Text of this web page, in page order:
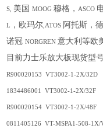
S, 美国 MOOG穆格，ASCO
L ，欧玛尔 ,ATOS 阿托斯，
诺冠 NORGREN意大利等欧
目前力士乐放大板现货型
R900020153 VT3002-1-2X/32D
1834486001 VT3002-1-2X/32F
R900020154 VT3002-1-2X/48F
0811405126 VT-MSPA1-508-1X/